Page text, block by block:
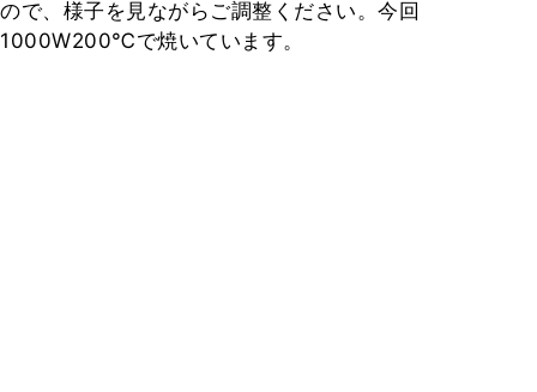
ので、様子を見ながらご調整ください。今回
1000W200℃で焼いています。